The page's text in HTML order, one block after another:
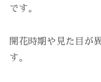
です。
開花時期や見た目が
す。